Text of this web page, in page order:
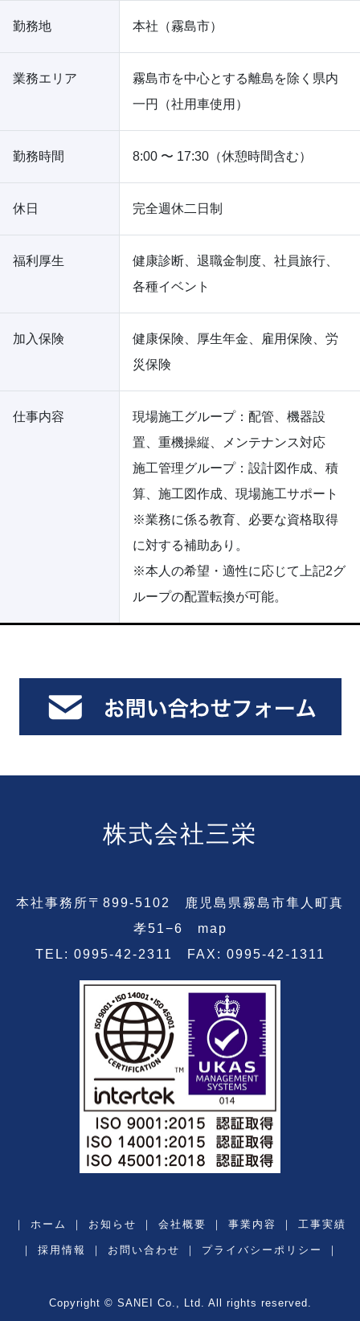
勤務地 本社（霧島市）
業務エリア
霧島市を中心とする離島を除く県内
一円（社用車使用）
勤務時間 8:00 〜 17:30（休憩時間含む）
休日 完全週休二日制
福利厚生
健康診断、退職金制度、社員旅行、
各種イベント
加入保険
健康保険、厚生年金、雇用保険、労
災保険
仕事内容
現場施工グループ：配管、機器設
置、重機操縦、メンテナンス対応
施工管理グループ：設計図作成、積
算、施工図作成、現場施工サポート
※業務に係る教育、必要な資格取得
に対する補助あり。
※本人の希望・適性に応じて上記2グ
ループの配置転換が可能。
株式会社三栄
本社事務所〒899-5102 鹿児島県霧島市隼人町真
孝51−6 map
TEL: 0995-42-2311 FAX: 0995-42-1311
｜ ホーム ｜ お知らせ ｜ 会社概要 ｜ 事業内容 ｜ 工事実績
｜ 採用情報 ｜ お問い合わせ ｜ プライバシーポリシー ｜
Copyright © SANEI Co., Ltd. All rights reserved.